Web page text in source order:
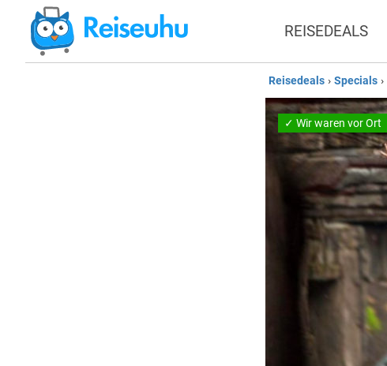
REISEDEALS
Reisedeals › Specials ›
✓ Wir waren vor Ort